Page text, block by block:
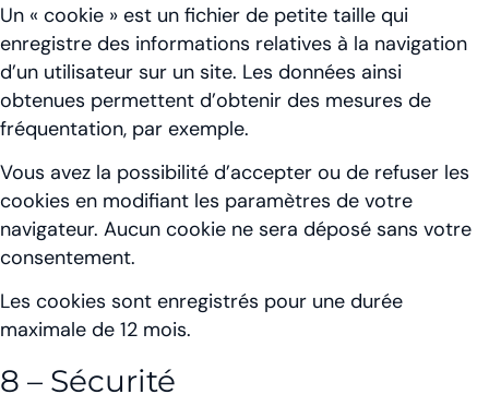
Un « cookie » est un fichier de petite taille qui
enregistre des informations relatives à la navigation
d’un utilisateur sur un site. Les données ainsi
obtenues permettent d’obtenir des mesures de
fréquentation, par exemple.
Vous avez la possibilité d’accepter ou de refuser les
cookies en modifiant les paramètres de votre
navigateur. Aucun cookie ne sera déposé sans votre
consentement.
Les cookies sont enregistrés pour une durée
maximale de 12 mois.
8 – Sécurité